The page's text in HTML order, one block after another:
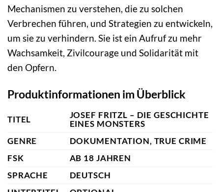
Mechanismen zu verstehen, die zu solchen
Verbrechen führen, und Strategien zu entwickeln,
um sie zu verhindern. Sie ist ein Aufruf zu mehr
Wachsamkeit, Zivilcourage und Solidarität mit
den Opfern.
Produktinformationen im Überblick
TITEL
JOSEF FRITZL – DIE GESCHICHTE
EINES MONSTERS
GENRE
DOKUMENTATION, TRUE CRIME
FSK
AB 18 JAHREN
SPRACHE
DEUTSCH